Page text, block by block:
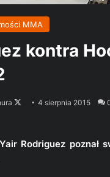
MMA
kontra
Follow4 sierpnia 2015
Rodriguez poznał